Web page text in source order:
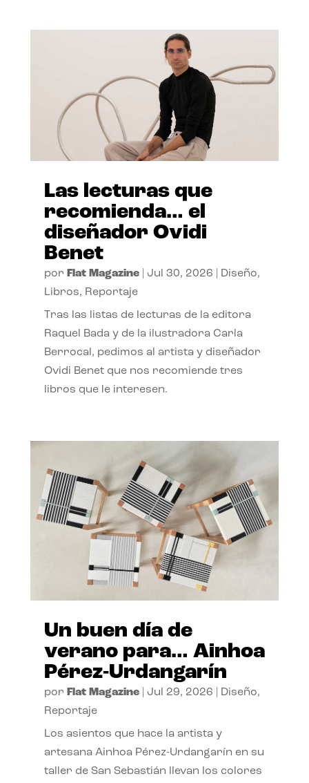
Las lecturas que
recomienda… el
diseñador Ovidi
Benet
por Flat Magazine| Jul 30, 2026 Diseño,
Libros, Reportaje
Tras las listas de lecturas de la editora
Raquel Bada y de la ilustradora Carla
Berrocal, pedimos al artista y diseñador
Ovidi Benet que nos recomiende tres
libros que le interesen.
Un buen día de
verano para… Ainhoa
Pérez-Urdangarín
por Flat Magazine| Jul 29, 2026 Diseño,
Reportaje
Los asientos que hace la artista y
artesana Ainhoa Pérez-Urdangarín en su
taller de San Sebastián llevan los colores